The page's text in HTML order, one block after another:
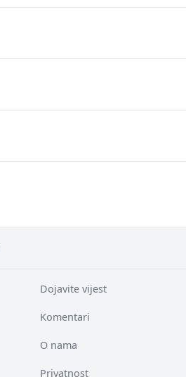
Dojavite vijest
Komentari
O nama
Privatnost